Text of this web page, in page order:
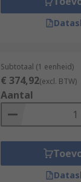
Subtotaal (1 eenheid)
€ 374,92(excl. BTW)
Aantal